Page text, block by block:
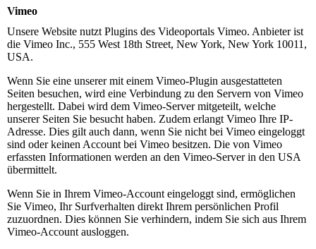
Vimeo
Unsere Website nutzt Plugins des Videoportals Vimeo. Anbieter ist
die Vimeo Inc., 555 West 18th Street, New York, New York 10011,
USA.
Wenn Sie eine unserer mit einem Vimeo-Plugin ausgestatteten
Seiten besuchen, wird eine Verbindung zu den Servern von Vimeo
hergestellt. Dabei wird dem Vimeo-Server mitgeteilt, welche
unserer Seiten Sie besucht haben. Zudem erlangt Vimeo Ihre IP-
Adresse. Dies gilt auch dann, wenn Sie nicht bei Vimeo eingeloggt
sind oder keinen Account bei Vimeo besitzen. Die von Vimeo
erfassten Informationen werden an den Vimeo-Server in den USA
übermittelt.
Wenn Sie in Ihrem Vimeo-Account eingeloggt sind, ermöglichen
Sie Vimeo, Ihr Surfverhalten direkt Ihrem persönlichen Profil
zuzuordnen. Dies können Sie verhindern, indem Sie sich aus Ihrem
Vimeo-Account ausloggen.